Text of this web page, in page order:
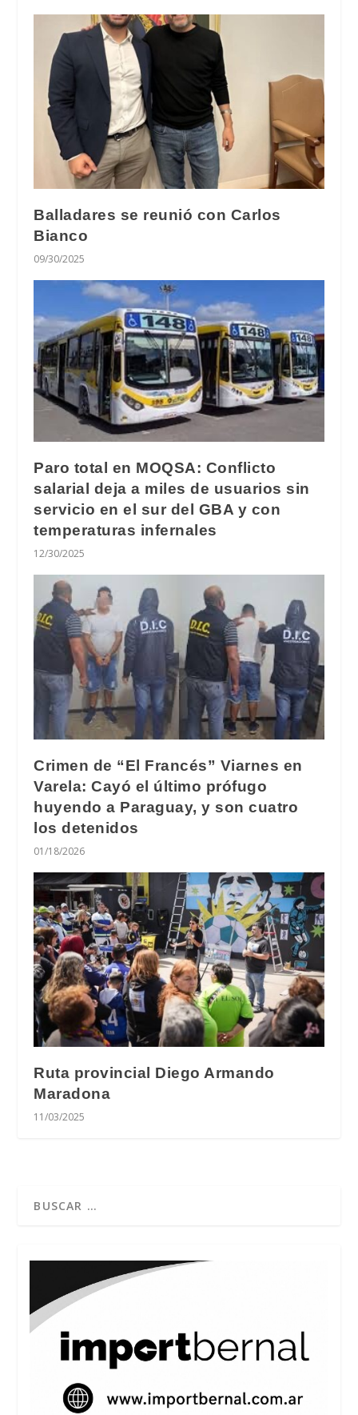
Balladares se reunió con Carlos
Bianco
09/30/2025
Paro total en MOQSA: Conflicto
salarial deja a miles de usuarios sin
servicio en el sur del GBA y con
temperaturas infernales
12/30/2025
Crimen de “El Francés” Viarnes en
Varela: Cayó el último prófugo
huyendo a Paraguay, y son cuatro
los detenidos
01/18/2026
Ruta provincial Diego Armando
Maradona
11/03/2025